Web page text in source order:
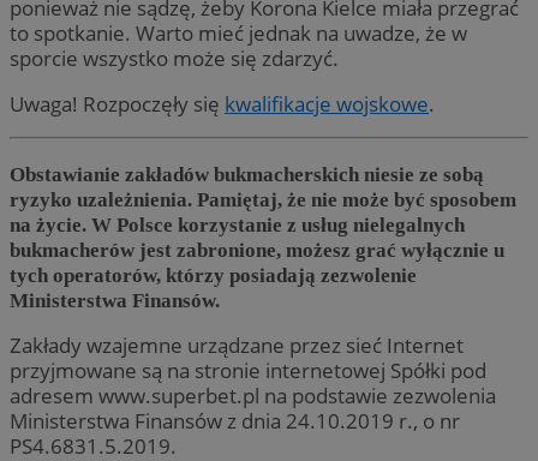
ponieważ nie sądzę, żeby Korona Kielce miała przegrać
to spotkanie. Warto mieć jednak na uwadze, że w
sporcie wszystko może się zdarzyć.
Uwaga! Rozpoczęły się kwalifikacje wojskowe.
Obstawianie zakładów bukmacherskich niesie ze sobą
ryzyko uzależnienia. Pamiętaj, że nie może być sposobem
na życie. W Polsce korzystanie z usług nielegalnych
bukmacherów jest zabronione, możesz grać wyłącznie u
tych operatorów, którzy posiadają zezwolenie
Ministerstwa Finansów.
Zakłady wzajemne urządzane przez sieć Internet
przyjmowane są na stronie internetowej Spółki pod
adresem www.superbet.pl na podstawie zezwolenia
Ministerstwa Finansów z dnia 24.10.2019 r., o nr
PS4.6831.5.2019.